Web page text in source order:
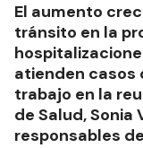
El aumento
tránsito en la
atienden casos
trabajo en la
de Salud, Sonia
responsables